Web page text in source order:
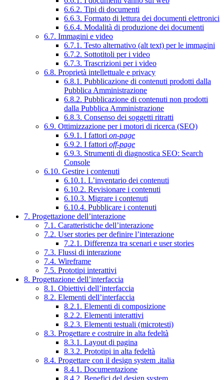
6.6.2. Tipi di documenti
6.6.3. Formato di lettura dei documenti elettronici
6.6.4. Modalità di produzione dei documenti
6.7. Immagini e video
6.7.1. Testo alternativo (alt text) per le immagini
6.7.2. Sottotitoli per i video
6.7.3. Trascrizioni per i video
6.8. Proprietà intellettuale e privacy
6.8.1. Pubblicazione di contenuti prodotti dalla
Pubblica Amministrazione
6.8.2. Pubblicazione di contenuti non prodotti
dalla Pubblica Amministrazione
6.8.3. Consenso dei soggetti ritratti
6.9. Ottimizzazione per i motori di ricerca (SEO)
6.9.1. I fattori on-page
6.9.2. I fattori off-page
6.9.3. Strumenti di diagnostica SEO: Search
Console
6.10. Gestire i contenuti
6.10.1. L’inventario dei contenuti
6.10.2. Revisionare i contenuti
6.10.3. Migrare i contenuti
6.10.4. Pubblicare i contenuti
7. Progettazione dell’interazione
7.1. Caratteristiche dell’interazione
7.2. User stories per definire l’interazione
7.2.1. Differenza tra scenari e user stories
7.3. Flussi di interazione
7.4. Wireframe
7.5. Prototipi interattivi
8. Progettazione dell’interfaccia
8.1. Obiettivi dell’interfaccia
8.2. Elementi dell’interfaccia
8.2.1. Elementi di composizione
8.2.2. Elementi interattivi
8.2.3. Elementi testuali (microtesti)
8.3. Progettare e costruire in alta fedeltà
8.3.1. Layout di pagina
8.3.2. Prototipi in alta fedeltà
8.4. Progettare con il design system .italia
8.4.1. Documentazione
8.4.2. Benefici del design system